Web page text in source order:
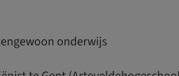
onderwijs